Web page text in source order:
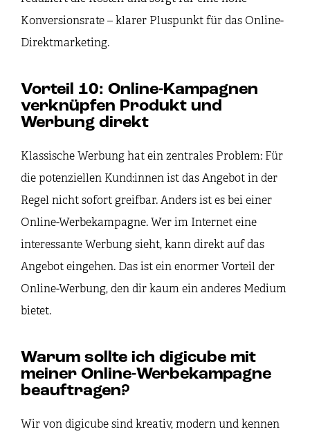
Konversionsrate – klarer Pluspunkt für das Online-
Direktmarketing.
Vorteil 10: Online-Kampagnen
verknüpfen Produkt und
Werbung direkt
Klassische Werbung hat ein zentrales Problem: Für
die potenziellen Kund:innen ist das Angebot in der
Regel nicht sofort greifbar. Anders ist es bei einer
Online-Werbekampagne. Wer im Internet eine
interessante Werbung sieht, kann direkt auf das
Angebot eingehen. Das ist ein enormer Vorteil der
Online-Werbung, den dir kaum ein anderes Medium
bietet.
Warum sollte ich digicube mit
meiner Online-Werbekampagne
beauftragen?
Wir von digicube sind kreativ, modern und kennen